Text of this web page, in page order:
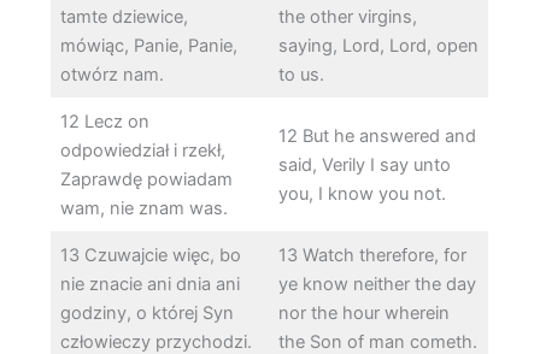
tamte dziewice,
mówiąc, Panie, Panie,
otwórz nam.
the other virgins,
saying, Lord, Lord, open
to us.
12 Lecz on
odpowiedział i rzekł,
Zaprawdę powiadam
wam, nie znam was.
12 But he answered and
said, Verily I say unto
you, I know you not.
13 Czuwajcie więc, bo
nie znacie ani dnia ani
godziny, o której Syn
człowieczy przychodzi.
13 Watch therefore, for
ye know neither the day
nor the hour wherein
the Son of man cometh.